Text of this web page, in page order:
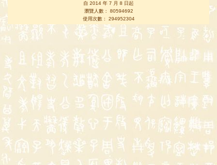
自 2014 年 7 月 8 日起
瀏覽人數： 80594692
使用次數： 294952304